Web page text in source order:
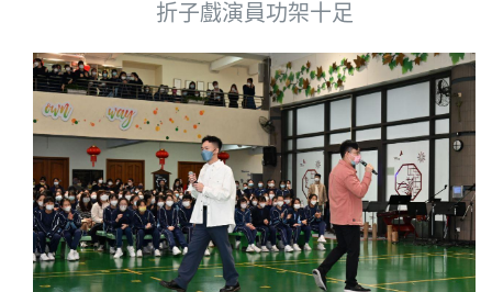
折子戲演員功架十足